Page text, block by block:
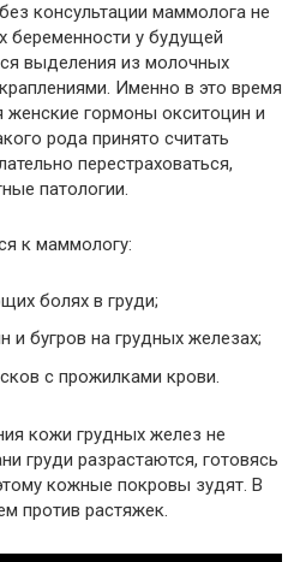
консультации маммолога не
беременности у будущей
выделения из молочных
Именно в это время
гормоны окситоцин и
рода принято считать
перестраховаться,
патологии.
к маммологу:
болях в груди;
и бугров на грудных железах;
с прожилками крови.
кожи грудных желез не
груди разрастаются, готовясь
кожные покровы зудят. В
против растяжек.